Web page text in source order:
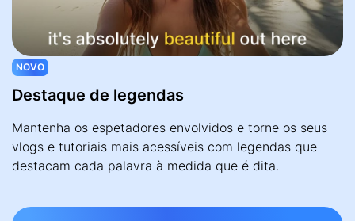
NOVO
Destaque de legendas
Mantenha os espetadores envolvidos e torne os seus
vlogs e tutoriais mais acessíveis com legendas que
destacam cada palavra à medida que é dita.